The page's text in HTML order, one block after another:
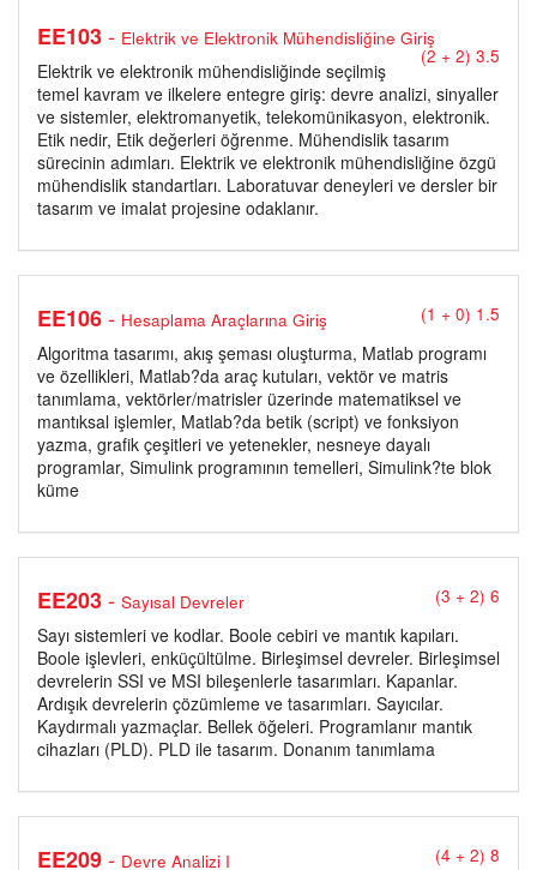
EE103- Elektrik ve Elektronik Mühendisliğine Giriş
(2 + 2) 3.5
Elektrik ve elektronik mühendisliğinde seçilmiş
temel kavram ve ilkelere entegre giriş: devre analizi, sinyaller
ve sistemler, elektromanyetik, telekomünikasyon, elektronik.
Etik nedir, Etik değerleri öğrenme. Mühendislik tasarım
sürecinin adımları. Elektrik ve elektronik mühendisliğine özgü
mühendislik standartları. Laboratuvar deneyleri ve dersler bir
tasarım ve imalat projesine odaklanır.
EE106- Hesaplama Araçlarına Giriş (1 + 0) 1.5
Algoritma tasarımı, akış şeması oluşturma, Matlab programı
ve özellikleri, Matlab?da araç kutuları, vektör ve matris
tanımlama, vektörler/matrisler üzerinde matematiksel ve
mantıksal işlemler, Matlab?da betik (script) ve fonksiyon
yazma, grafik çeşitleri ve yetenekler, nesneye dayalı
programlar, Simulink programının temelleri, Simulink?te blok
küme
EE203- Sayısal Devreler (3 + 2) 6
Sayı sistemleri ve kodlar. Boole cebiri ve mantık kapıları.
Boole işlevleri, enküçültülme. Birleşimsel devreler. Birleşimsel
devrelerin SSI ve MSI bileşenlerle tasarımları. Kapanlar.
Ardışık devrelerin çözümleme ve tasarımları. Sayıcılar.
Kaydırmalı yazmaçlar. Bellek öğeleri. Programlanır mantık
cihazları (PLD). PLD ile tasarım. Donanım tanımlama
EE209- Devre Analizi I (4 + 2) 8